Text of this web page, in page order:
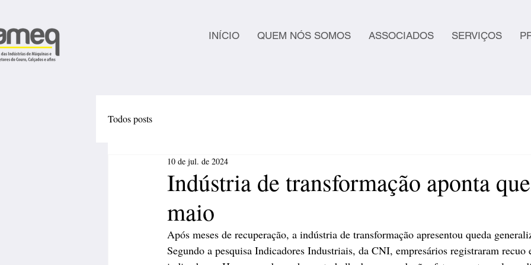
INÍCIO QUEM NÓS SOMOS ASSOCIADOS SERVIÇOS
Todos posts
Indústria de transformação aponta
maio
10 de jul. de 2024
Após meses de recuperação, a indústria de transformação apresentou queda
Segundo a pesquisa Indicadores Industriais, da CNI, empresários registraram